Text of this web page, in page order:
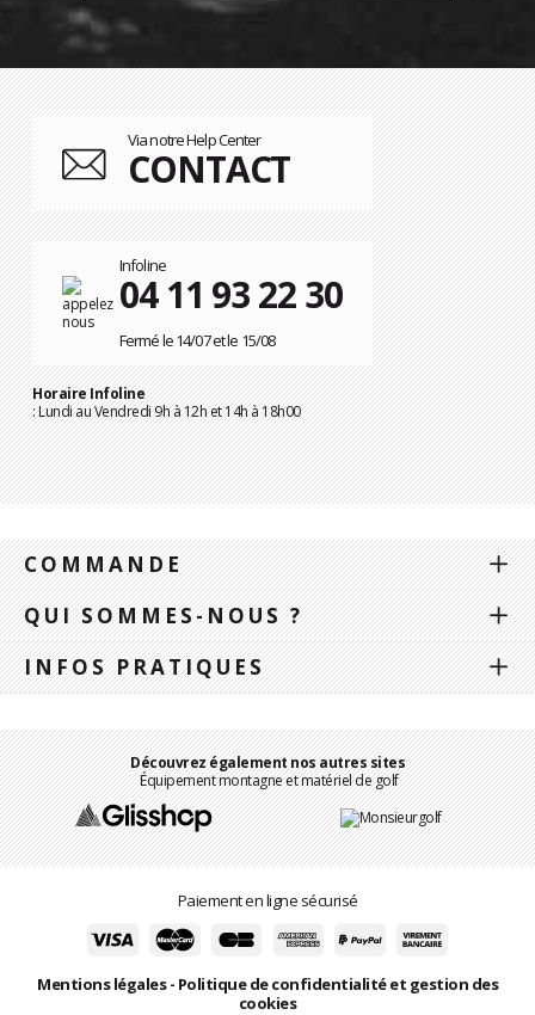
Via notre Help Center
CONTACT
Infoline
04 11 93 22 30
Fermé le 14/07 et le 15/08
Horaire Infoline
: Lundi au Vendredi 9h à 12h et 14h à 18h00
COMMANDE
QUI SOMMES-NOUS ?
INFOS PRATIQUES
Découvrez également nos autres sites
Équipement montagne et matériel de golf
Paiement en ligne sécurisé
Mentions légales- Politique de confidentialité et gestion des
cookies